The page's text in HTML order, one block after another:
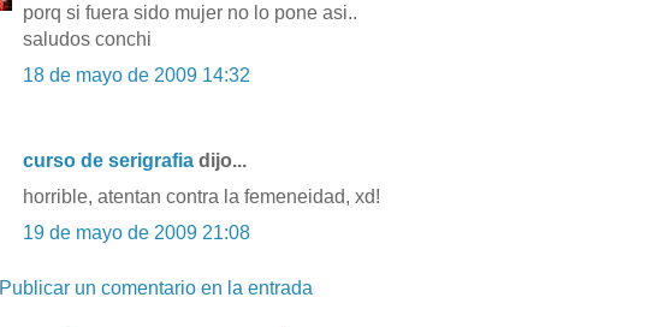
porq si fuera sido mujer no lo pone asi..
saludos conchi
18 de mayo de 2009 14:32
curso de serigrafia dijo...
horrible, atentan contra la femeneidad, xd!
19 de mayo de 2009 21:08
Publicar un comentario en la entrada